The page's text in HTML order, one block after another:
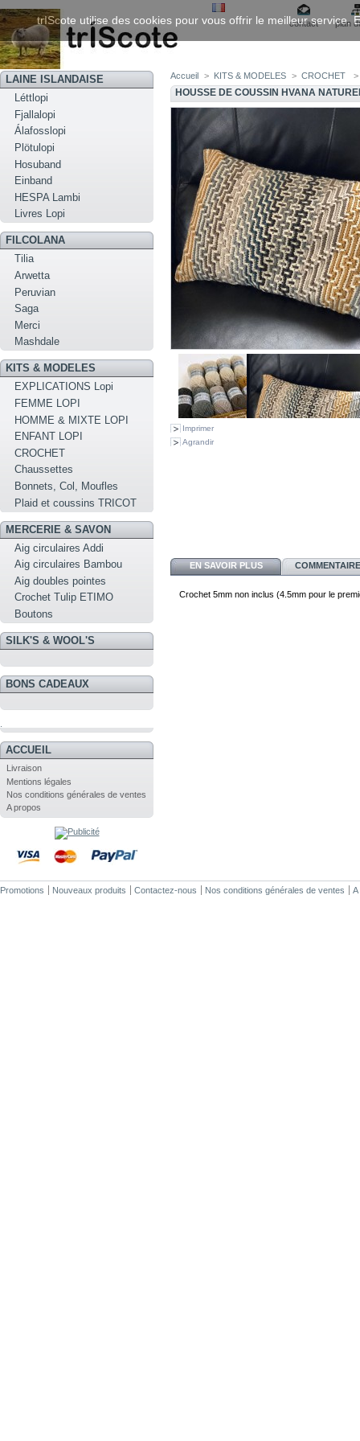
contact plan
LAINE ISLANDAISE
Léttlopi
Fjallalopi
Álafosslopi
Plötulopi
Hosuband
Einband
HESPA Lambi
Livres Lopi
FILCOLANA
Tilia
Arwetta
Peruvian
Saga
Merci
Mashdale
KITS & MODELES
EXPLICATIONS Lopi
FEMME LOPI
HOMME & MIXTE LOPI
ENFANT LOPI
CROCHET
Chaussettes
Bonnets, Col, Moufles
Plaid et coussins TRICOT
MERCERIE & SAVON
Aig circulaires Addi
Aig circulaires Bambou
Aig doubles pointes
Crochet Tulip ETIMO
Boutons
SILK'S & WOOL'S
BONS CADEAUX
ACCUEIL
Livraison
Mentions légales
Nos conditions générales de ventes
A propos
Accueil > KITS & MODELES > CROCHET >
HOUSSE DE COUSSIN HVANA
Imprimer
Agrandir
EN SAVOIR PLUS
Crochet 5mm non inclus (4.5mm pour le
Promotions Nouveaux produits Contactez-nous Nos conditions générales de ventes A
trIScote utilise des cookies pour vous offrir le meilleur